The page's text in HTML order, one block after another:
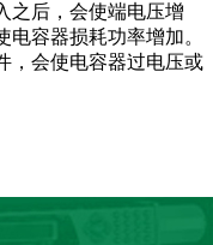
后，会使端电压增
容器损耗功率增加。
，会使电容器过电压或